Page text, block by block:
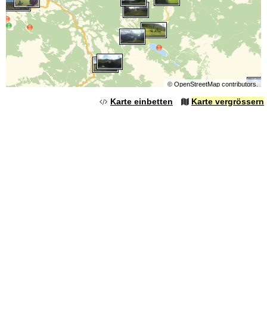
© OpenStreetMapcontributors.
Karte einbetten Karte vergrössern